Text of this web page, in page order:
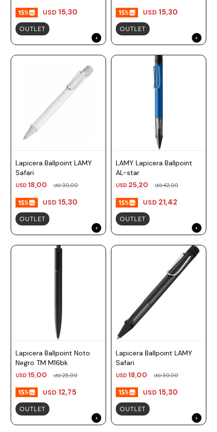
USD 15,30
OUTLET
USD 15,30
OUTLET
Lapicera Ballpoint LAMY
Safari
USD 18,00 USD30,00
USD 15,30
OUTLET
LAMY Lapicera Ballpoint
AL-star
USD 25,20 USD42,00
USD 21,42
OUTLET
Lapicera Ballpoint Noto
Negro TM M16bk
USD 15,00 USD25,00
USD 12,75
OUTLET
Lapicera Ballpoint LAMY
Safari
USD 18,00 USD30,00
USD 15,30
OUTLET